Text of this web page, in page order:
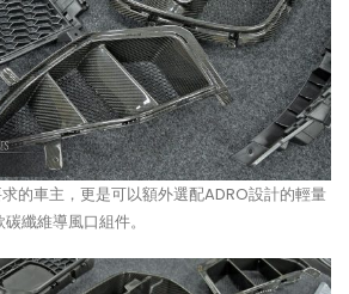
的車主，更是可以額外選配ADRO設計的輕量
纖維導風口組件。